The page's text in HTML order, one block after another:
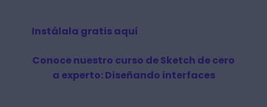
Instálala gratis aquí
Conoce nuestro curso de Sketch de cero
a experto: Diseñando interfaces